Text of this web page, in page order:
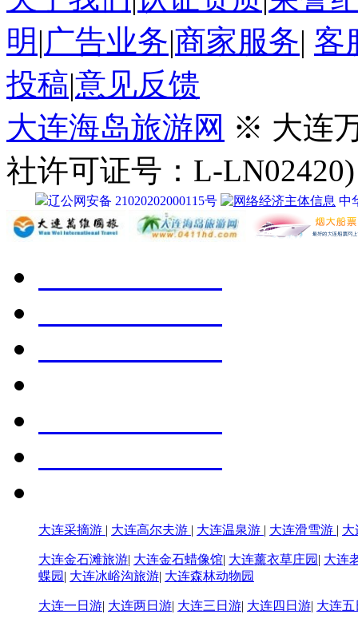
明 |广告业务|商家服务| 客
投稿|意见反馈
大连海岛旅游网 ※ 大连
社许可证号：L-LN02420)
辽公网安备 21020202000115号 中
大连采摘游 | 大连高尔夫游 | 大连温泉游 | 大连滑雪游 |
大连金石滩旅游| 大连金石蜡像馆| 大连薰衣草庄园 | 大连
蝶园 | 大连冰峪沟旅游| 大连森林动物园
大连一日游| 大连两日游| 大连三日游| 大连四日游| 大连五